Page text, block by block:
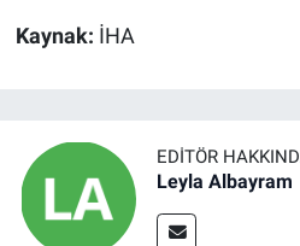
Kaynak: İHA
EDITÖR
Leyla Albayram